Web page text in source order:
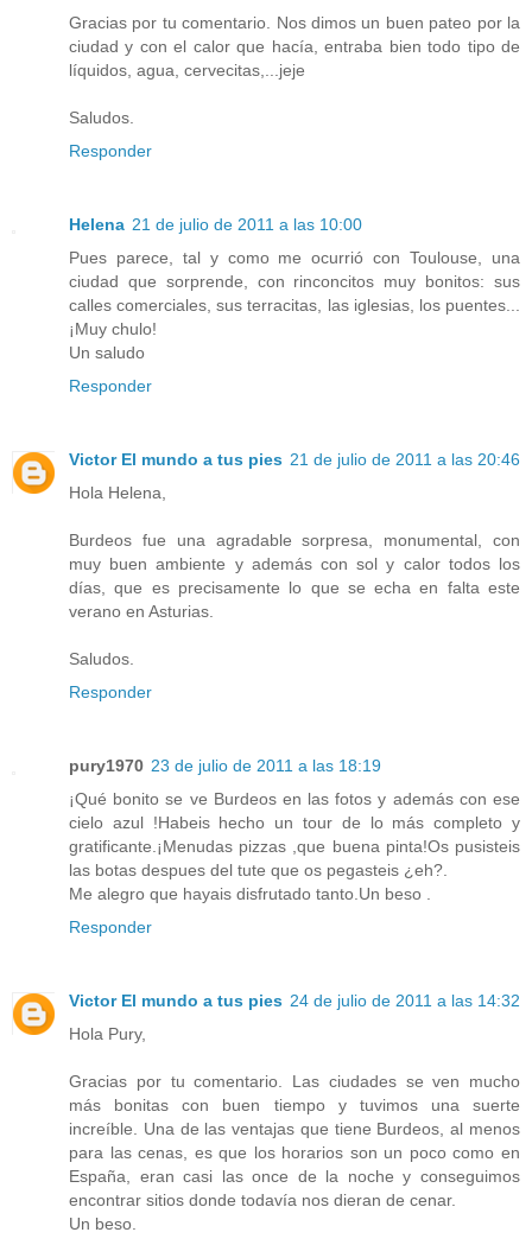
Gracias por tu comentario. Nos dimos un buen pateo por la
ciudad y con el calor que hacía, entraba bien todo tipo de
líquidos, agua, cervecitas,...jeje
Saludos.
Responder
Helena 21 de julio de 2011 a las 10:00
Pues parece, tal y como me ocurrió con Toulouse, una
ciudad que sorprende, con rinconcitos muy bonitos: sus
calles comerciales, sus terracitas, las iglesias, los puentes...
¡Muy chulo!
Un saludo
Responder
Victor El mundo a tus pies 21 de julio de 2011 a las 20:46
Hola Helena,
Burdeos fue una agradable sorpresa, monumental, con
muy buen ambiente y además con sol y calor todos los
días, que es precisamente lo que se echa en falta este
verano en Asturias.
Saludos.
Responder
pury1970 23 de julio de 2011 a las 18:19
¡Qué bonito se ve Burdeos en las fotos y además con ese
cielo azul !Habeis hecho un tour de lo más completo y
gratificante.¡Menudas pizzas ,que buena pinta!Os pusisteis
las botas despues del tute que os pegasteis ¿eh?.
Me alegro que hayais disfrutado tanto.Un beso .
Responder
Victor El mundo a tus pies 24 de julio de 2011 a las 14:32
Hola Pury,
Gracias por tu comentario. Las ciudades se ven mucho
más bonitas con buen tiempo y tuvimos una suerte
increíble. Una de las ventajas que tiene Burdeos, al menos
para las cenas, es que los horarios son un poco como en
España, eran casi las once de la noche y conseguimos
encontrar sitios donde todavía nos dieran de cenar.
Un beso.